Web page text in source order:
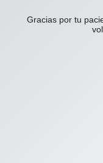
Gracias por tu